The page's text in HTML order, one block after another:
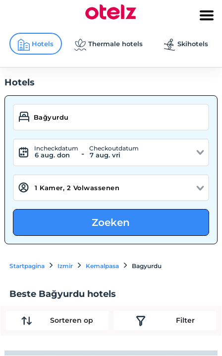
Hotels Thermale hotels Skihotels
Hotels
Incheckdatum
6 aug. don -
Checkoutdatum
7 aug. vri
Zoeken
Startpagina Izmir Kemalpasa Bagyurdu
Beste Bağyurdu hotels
Sorteren op Filter